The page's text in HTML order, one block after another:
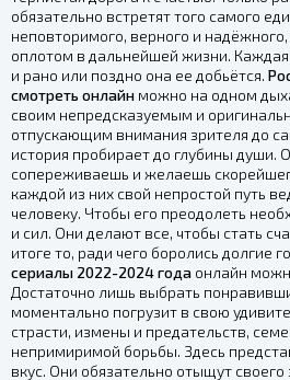
обязательно встретят того самого
неповторимого, верного и
оплотом в дальнейшей жизни.
и рано или поздно она ее добьётся.
смотреть онлайн можно на одном
своим непредсказуемым и
отпускающим внимания зрителя до
история пробирает до глубины души.
сопереживаешь и желаешь
каждой из них свой непростой путь
человеку. Чтобы его преодолеть
и сил. Они делают все, чтобы стать
итоге то, ради чего боролись долгие
сериалы 2022-2024 года онлайн
Достаточно лишь выбрать
моментально погрузит в свою
страсти, измены и предательств,
непримиримой борьбы. Здесь
вкус. Они обязательно отыщут